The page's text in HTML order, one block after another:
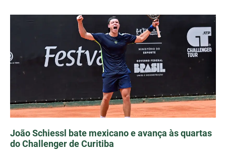
João Schiessl bate mexicano e avança às quartas
do Challenger de Curitiba